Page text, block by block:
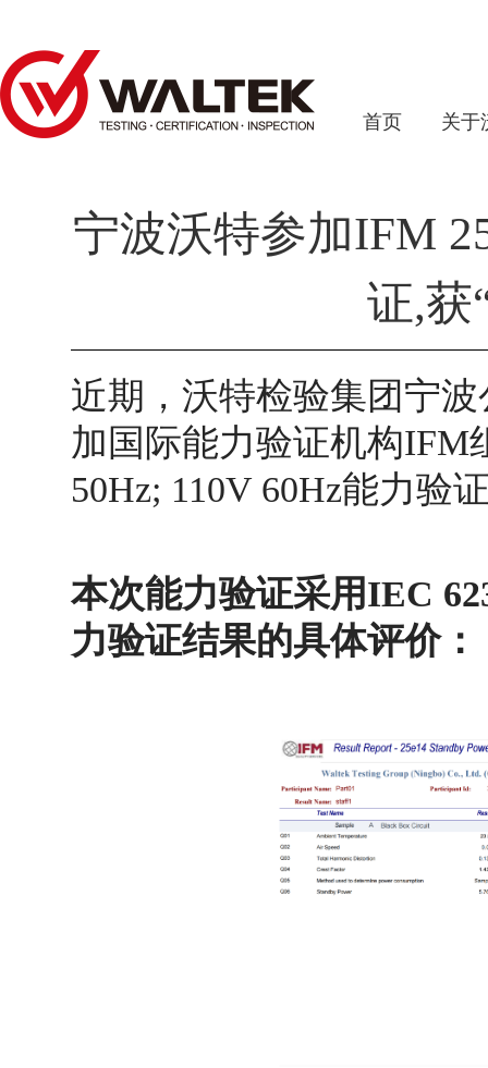
首页 关于
宁波沃特参加IFM
证,获
近期，沃特检验集团宁
加国际能力验证机构IFM
50Hz; 110V 60Hz能力验
本次能力验证采用IEC
力验证结果的具体评价：